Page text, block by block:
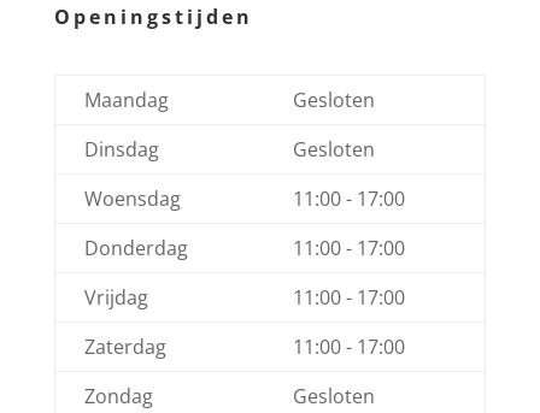
Openingstijden
Maandag
Gesloten
Dinsdag
Gesloten
Woensdag
11:00 - 17:00
Donderdag
11:00 - 17:00
Vrijdag
11:00 - 17:00
Zaterdag
11:00 - 17:00
Zondag
Gesloten